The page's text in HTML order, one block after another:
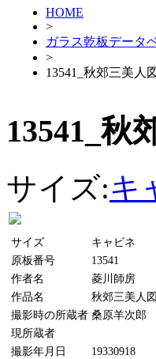
HOME
>
ガラス乾板データ
>
13541_秋郊三美人図
13541_秋
サイズ:キ
サイズ
キャビネ
原板番号
13541
作者名
菱川師房
作品名
秋郊三美人図
撮影時の所蔵者 桑原羊次郎
現所蔵者
撮影年月日
19330918